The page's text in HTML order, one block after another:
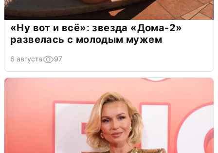
«Ну вот и всё»: звезда «Дома-2»
развелась с молодым мужем
6 августа 97